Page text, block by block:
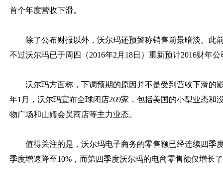
首个年度营收下滑。
除了公布财报以外，沃尔玛还预警称销售前景暗淡。此
不过沃尔玛已于周四（2016年2月18日）重新预计2016财年
沃尔玛方面称，下调预期的原因并不是受到营收下滑的
年1月，沃尔玛宣布全球闭店269家，包括美国的小型业态
物广场和山姆会员商店等主力业态。
值得关注的是，沃尔玛电子商务的零售额已经连续四季
季度增速降至10%，而第四季度沃尔玛的电商零售额仅增长